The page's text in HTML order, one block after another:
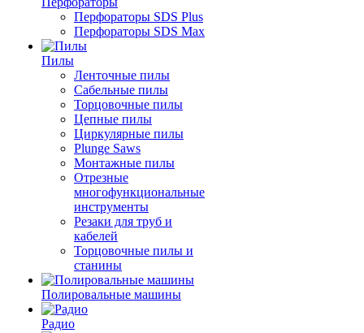
Перфораторы SDS Plus
Перфораторы SDS Max
Пилы
Ленточные пилы
Сабельные пилы
Торцовочные пилы
Цепные пилы
Циркулярные пилы
Plunge Saws
Монтажные пилы
Отрезные
многофункциональные
инструменты
Резаки для труб и
кабелей
Торцовочные пилы и
станины
Полировальные машины
Радио